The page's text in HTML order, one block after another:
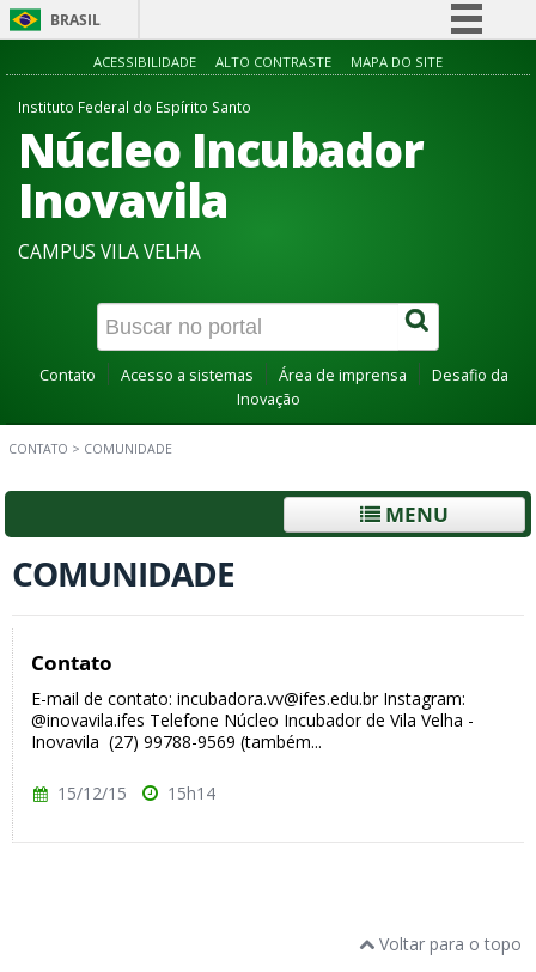
BRASIL
Simplifique!
Participe
Acesso à informação
ACESSIBILIDADE ALTO CONTRASTE MAPA DO SITE
Instituto Federal do Espírito Santo
Núcleo Incubador
Inovavila
CAMPUS VILA VELHA
Contato Acesso a sistemas Área de imprensa
Desafio da
Inovação
CONTATO > COMUNIDADE
MENU
COMUNIDADE
Contato
E-mail de contato: incubadora.vv@ifes.edu.br Instagram:
@inovavila.ifes Telefone Núcleo Incubador de Vila Velha -
Inovavila (27) 99788-9569 (também...
15/12/15 15h14
Voltar para o topo